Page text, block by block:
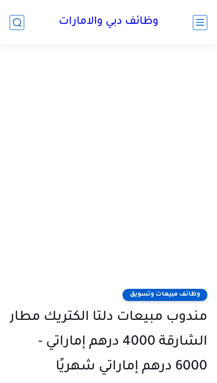
وظائف دبي والامارات
وظائف مبيعات وتسويق
مندوب مبيعات دلتا الكتريك مطار
الشارقة 4000 درهم إماراتي -
6000 درهم إماراتي شهريًا